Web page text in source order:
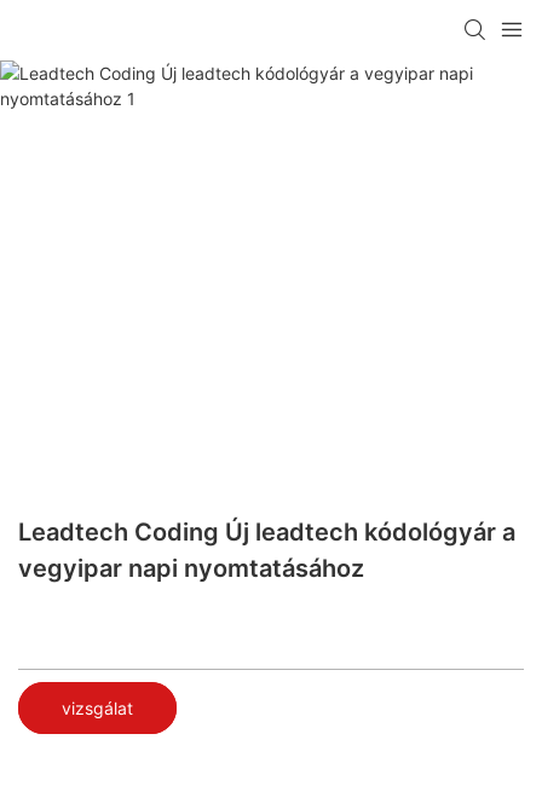
Leadtech Coding Új leadtech kódológyár a
vegyipar napi nyomtatásához
vizsgálat